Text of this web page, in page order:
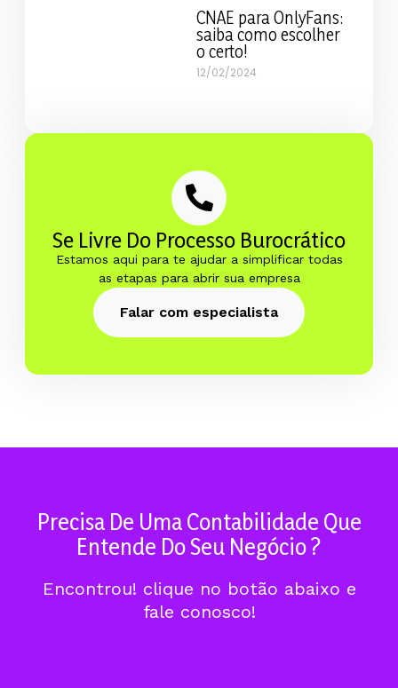
CNAE para OnlyFans:
saiba como escolher
o certo!
12/02/2024
Se Livre Do Processo Burocrático
Estamos aqui para te ajudar a simplificar todas
as etapas para abrir sua empresa
Falar com especialista
Precisa De Uma Contabilidade Que
Entende Do Seu Negócio ?
Encontrou! clique no botão abaixo e
fale conosco!